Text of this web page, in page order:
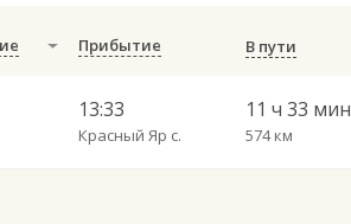
Прибытие В пути
13:33
Красный Яр с.
11 ч 33 мин
574 км